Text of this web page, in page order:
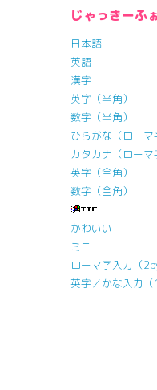
じゃっきーふ
日本語
英語
漢字
英字（半角）
数字（半角）
ひらがな（ローマ
カタカナ（ローマ
英字（全角）
数字（全角）
かわいい
ミニ
ローマ字入力（
英字／かな入力（